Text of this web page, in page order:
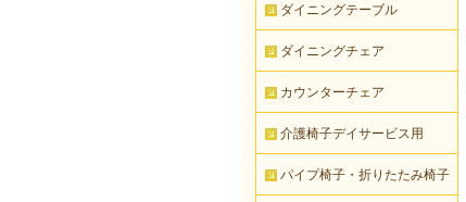
ダイニングテーブル
ダイニングチェア
カウンターチェア
介護椅子デイサービス用
パイプ椅子・折りたたみ椅子